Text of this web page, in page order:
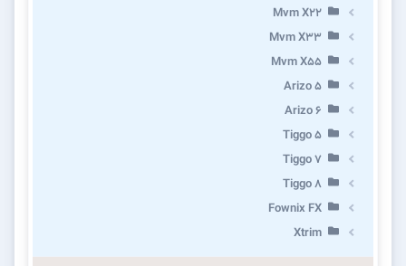
Mvm X22
Mvm X33
Mvm X55
Arizo 5
Arizo 6
Tiggo 5
Tiggo 7
Tiggo 8
Fownix FX
Xtrim